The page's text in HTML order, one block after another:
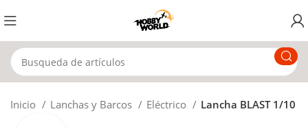
Inicio Lanchas y Barcos Eléctrico Lancha BLAST 1/10